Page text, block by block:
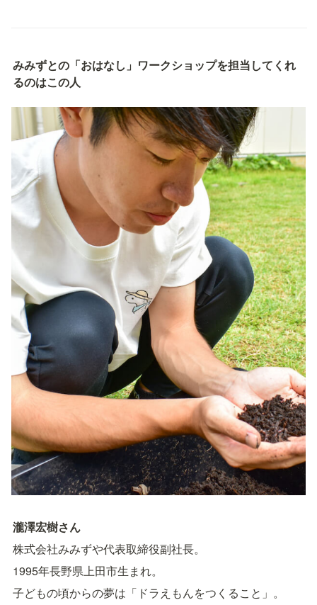
みみずとの「おはなし」ワークショップを担当してくれ
るのはこの人
瀧澤宏樹さん
株式会社みみずや代表取締役副社長。
1995年長野県上田市生まれ。
子どもの頃からの夢は「ドラえもんをつくること」。